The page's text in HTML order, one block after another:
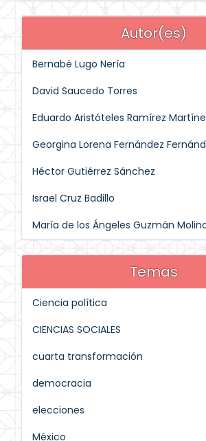
Autor(es)
Bernabé Lugo Nería
David Saucedo Torres
Eduardo Aristóteles Ramírez
Georgina Lorena Fernández
Héctor Gutiérrez Sánchez
Israel Cruz Badillo
María de los Ángeles Guzmán
Temas
Ciencia política
CIENCIAS SOCIALES
cuarta transformación
democracia
elecciones
México